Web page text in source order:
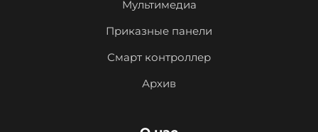
Мультимедиа
Приказные панели
Смарт контроллер
Архив